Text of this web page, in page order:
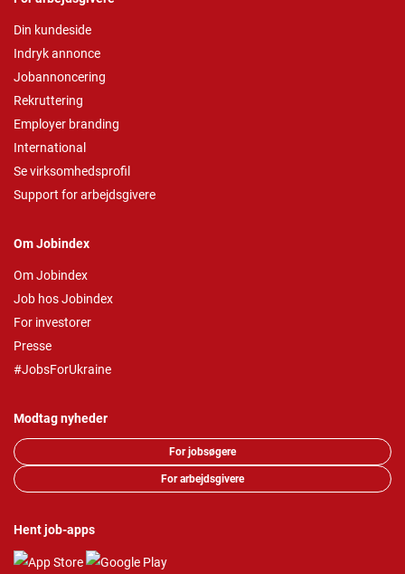
Din kundeside
Indryk annonce
Jobannoncering
Rekruttering
Employer branding
International
Se virksomhedsprofil
Support for arbejdsgivere
Om Jobindex
Om Jobindex
Job hos Jobindex
For investorer
Presse
#JobsForUkraine
Modtag nyheder
For jobsøgere
For arbejdsgivere
Hent job-apps